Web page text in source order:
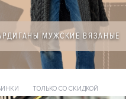
МУЖСКИЕ ВЯЗАНЫЕ
ТОЛЬКО СО СКИДКОЙ